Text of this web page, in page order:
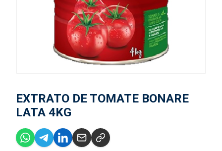
EXTRATO DE TOMATE BONARE
LATA 4KG